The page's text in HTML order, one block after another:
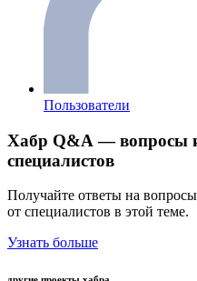
Пользователи
Хабр Q&A — вопросы
специалистов
Получайте ответы на
от специалистов в этой теме.
Узнать больше